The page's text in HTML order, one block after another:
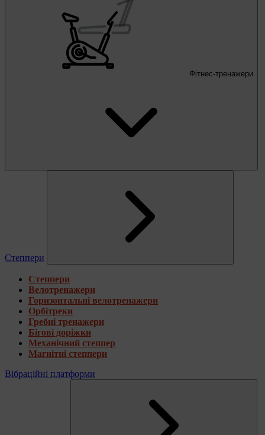
Фітнес-тренажери
Степпери
Степпери
Велотренажери
Горизонтальні велотренажери
Орбітреки
Гребні тренажери
Бігові доріжки
Механічний степпер
Магнітні степпери
Вібраційні платформи